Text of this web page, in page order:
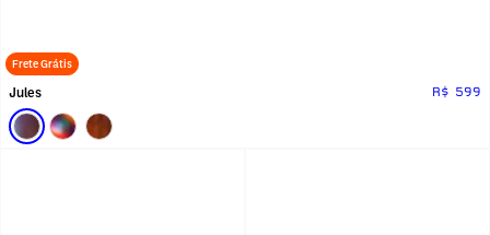
Frete Grátis
Jules R$ 599